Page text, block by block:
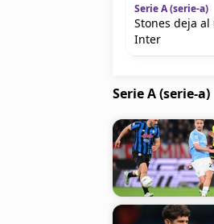
Serie A (serie-a)
Stones deja al
Inter
Serie A (serie-a)